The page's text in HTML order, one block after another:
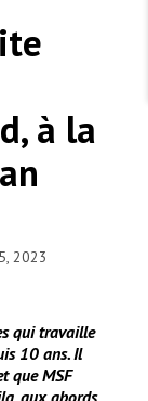
les
temps
de
d'un
à la
2023
qui travaille
10 ans. Il
que MSF
aux abords